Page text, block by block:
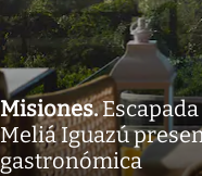
Misiones.
Meliá Iguazú
gastronómica